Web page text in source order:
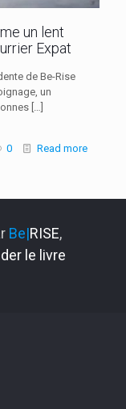
un lent
Expat
de Be-Rise
un
[…]
0 Read more
Be|RISE,
le livre